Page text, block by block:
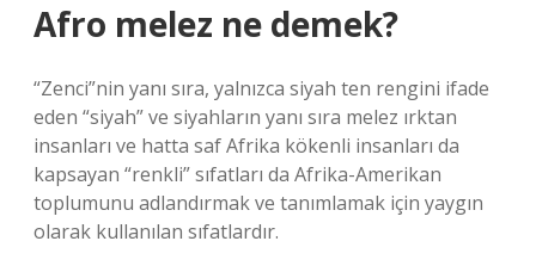
Afro melez ne demek?
“Zenci”nin yanı sıra, yalnızca siyah ten rengini ifade
eden “siyah” ve siyahların yanı sıra melez ırktan
insanları ve hatta saf Afrika kökenli insanları da
kapsayan “renkli” sıfatları da Afrika-Amerikan
toplumunu adlandırmak ve tanımlamak için yaygın
olarak kullanılan sıfatlardır.